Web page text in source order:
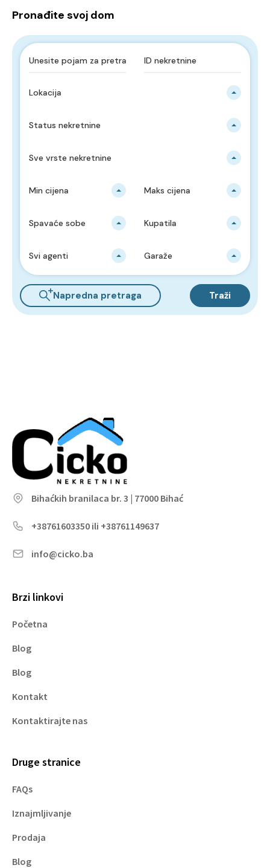
Pronađite svoj dom
Lokacija
Status nekretnine
Sve vrste nekretnine
Min cijena Maks cijena
Spavaće sobe Kupatila
Svi agenti Garaže
Napredna pretraga Traži
Bihaćkih branilaca br. 3 | 77000 Bihać
+38761603350 ili +38761149637
info@cicko.ba
Brzi linkovi
Početna
Blog
Blog
Kontakt
Kontaktirajte nas
Druge stranice
FAQs
Iznajmljivanje
Prodaja
Blog